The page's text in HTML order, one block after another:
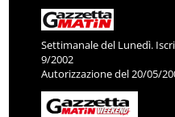
Settimanale del Lunedì.
9/2002
Autorizzazione del 20/05/